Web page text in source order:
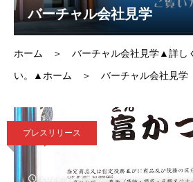
バーチャル会社見学
ホーム ＞ バーチャル会社見学▲詳し
い。▲ホーム ＞ バーチャル会社見学
プレスリリース
2022.12.7